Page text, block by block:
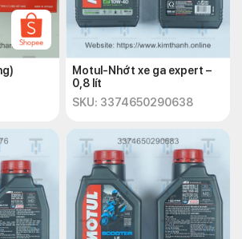
Motul-Nhớt xe ga expert –
0,8 lít
SKU: 3374650290638